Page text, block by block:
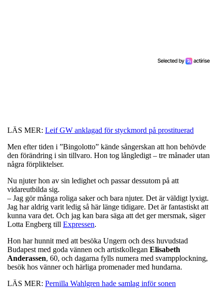
LÄS MER: Leif GW anklagad för styckmord på prostituerad
Men efter tiden i ”Bingolotto” kände sångerskan att hon behövde
den förändring i sin tillvaro. Hon tog långledigt – tre månader utan
några förpliktelser.
Nu njuter hon av sin ledighet och passar dessutom på att
vidareutbilda sig.
– Jag gör många roliga saker och bara njuter. Det är väldigt lyxigt.
Jag har aldrig varit ledig så här länge tidigare. Det är fantastiskt att
kunna vara det. Och jag kan bara säga att det ger mersmak, säger
Lotta Engberg till Expressen.
Hon har hunnit med att besöka Ungern och dess huvudstad
Budapest med goda vännen och artistkollegan Elisabeth
Anderassen, 60, och dagarna fylls numera med svampplockning,
besök hos vänner och härliga promenader med hundarna.
LÄS MER: Pernilla Wahlgren hade samlag inför sonen